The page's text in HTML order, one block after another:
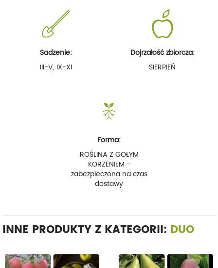
Sadzenie:
III-V, IX-XI
Dojrzałość zbiorcza:
SIERPIEŃ
Forma:
ROŚLINA Z GOŁYM
KORZENIEM -
zabezpieczona na czas
dostawy
INNE PRODUKTY Z KATEGORII: DUO